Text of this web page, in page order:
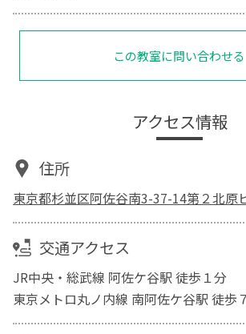
この教室に問い合わせる
アクセス情報
住所
東京都杉並区阿佐谷南3-37-14第２北原
交通アクセス
JR中央・総武線 阿佐ケ谷駅 徒歩１分
東京メトロ丸ノ内線 南阿佐ケ谷駅 徒歩